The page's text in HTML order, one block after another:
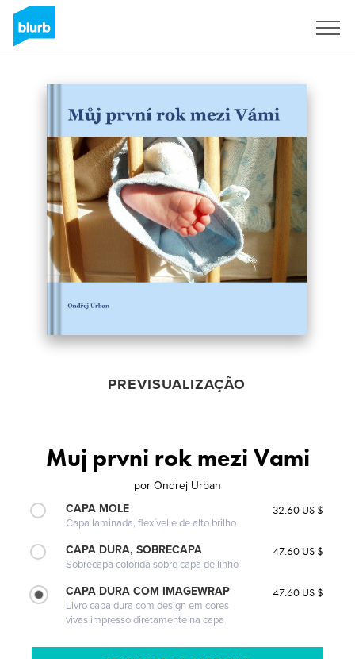
PREVISUALIZAÇÃO
Muj prvni rok mezi Vami
por Ondrej Urban
CAPA MOLE
Capa laminada, flexível e de alto brilho
32.60 US $
CAPA DURA, SOBRECAPA
Sobrecapa colorida sobre capa de linho
47.60 US $
CAPA DURA COM IMAGEWRAP
Livro capa dura com design em cores
vivas impresso diretamente na capa
47.60 US $